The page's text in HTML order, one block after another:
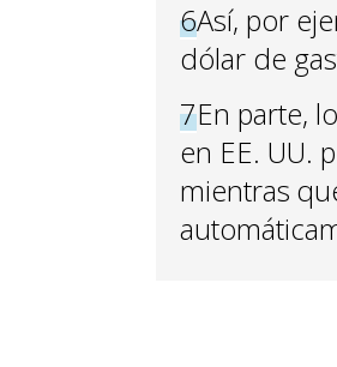
6Así, por
dólar de
7En parte,
en EE. UU.
mientras